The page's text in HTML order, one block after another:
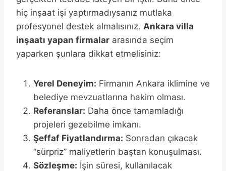
hiç inşaat işi yaptırmadıysanız mutlaka
profesyonel destek almalısınız. Ankara villa
inşaatı yapan firmalar arasında seçim
yaparken şunlara dikkat etmelisiniz:
Yerel Deneyim: Firmanın Ankara iklimine ve
belediye mevzuatlarına hakim olması.
Referanslar: Daha önce tamamladığı
projeleri gezebilme imkanı.
Şeffaf Fiyatlandırma: Sonradan çıkacak
“sürpriz” maliyetlerin baştan konuşulması.
Sözleşme: İşin süresi, kullanılacak